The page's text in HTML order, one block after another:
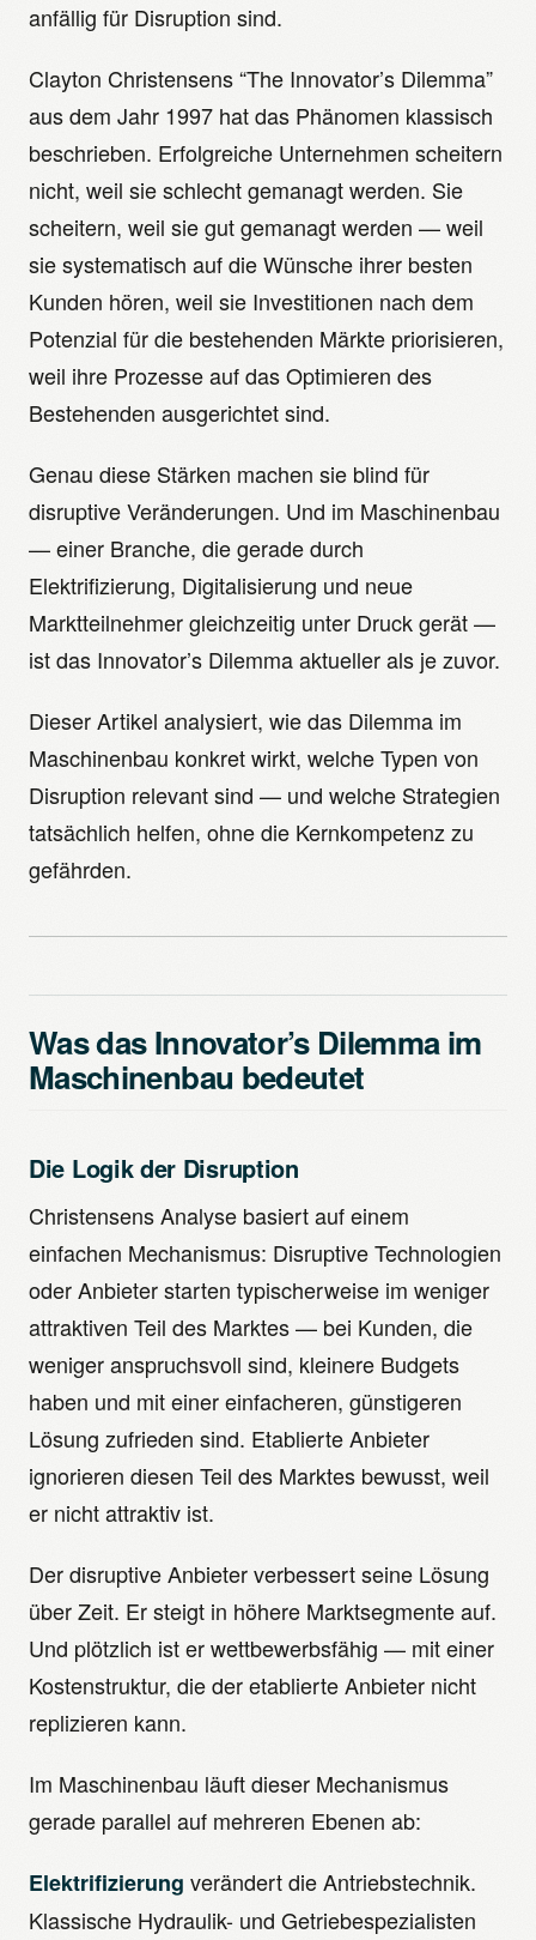
anfällig für Disruption sind.
Clayton Christensens “The Innovator’s Dilemma”
aus dem Jahr 1997 hat das Phänomen klassisch
beschrieben. Erfolgreiche Unternehmen scheitern
nicht, weil sie schlecht gemanagt werden. Sie
scheitern, weil sie gut gemanagt werden — weil
sie systematisch auf die Wünsche ihrer besten
Kunden hören, weil sie Investitionen nach dem
Potenzial für die bestehenden Märkte priorisieren,
weil ihre Prozesse auf das Optimieren des
Bestehenden ausgerichtet sind.
Genau diese Stärken machen sie blind für
disruptive Veränderungen. Und im Maschinenbau
— einer Branche, die gerade durch
Elektrifizierung, Digitalisierung und neue
Marktteilnehmer gleichzeitig unter Druck gerät —
ist das Innovator’s Dilemma aktueller als je zuvor.
Dieser Artikel analysiert, wie das Dilemma im
Maschinenbau konkret wirkt, welche Typen von
Disruption relevant sind — und welche Strategien
tatsächlich helfen, ohne die Kernkompetenz zu
gefährden.
Was das Innovator’s Dilemma im
Maschinenbau bedeutet
Die Logik der Disruption
Christensens Analyse basiert auf einem
einfachen Mechanismus: Disruptive Technologien
oder Anbieter starten typischerweise im weniger
attraktiven Teil des Marktes — bei Kunden, die
weniger anspruchsvoll sind, kleinere Budgets
haben und mit einer einfacheren, günstigeren
Lösung zufrieden sind. Etablierte Anbieter
ignorieren diesen Teil des Marktes bewusst, weil
er nicht attraktiv ist.
Der disruptive Anbieter verbessert seine Lösung
über Zeit. Er steigt in höhere Marktsegmente auf.
Und plötzlich ist er wettbewerbsfähig — mit einer
Kostenstruktur, die der etablierte Anbieter nicht
replizieren kann.
Im Maschinenbau läuft dieser Mechanismus
gerade parallel auf mehreren Ebenen ab:
Elektrifizierung verändert die Antriebstechnik.
Klassische Hydraulik- und Getriebespezialisten